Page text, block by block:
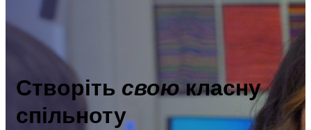
Створіть своюкласну
спільноту